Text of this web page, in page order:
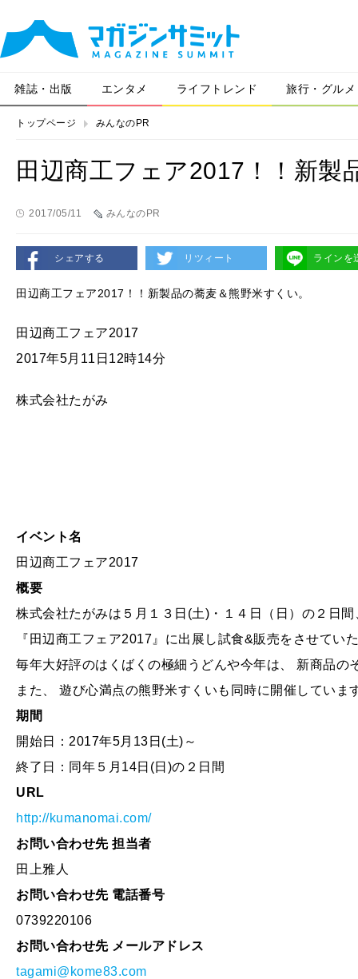
雑誌・出版 エンタメ ライフトレンド 旅行・グルメ
トップページ みんなのPR
田辺商工フェア2017！！新製
2017/05/11 みんなのPR
シェアする リツィート ラインを
田辺商工フェア2017！！新製品の蕎麦＆熊野米すくい。
田辺商工フェア2017
2017年5月11日12時14分
株式会社たがみ
イベント名
田辺商工フェア2017
概要
株式会社たがみは５月１３日(土)・１４日（日）の２日
『田辺商工フェア2017』に出展し試食&販売をさせてい
毎年大好評のはくばくの極細うどんや今年は、 新商品の
また、 遊び心満点の熊野米すくいも同時に開催していま
期間
開始日：2017年5月13日(土)～
終了日：同年５月14日(日)の２日間
URL
http://kumanomai.com/
お問い合わせ先 担当者
田上雅人
お問い合わせ先 電話番号
0739220106
お問い合わせ先 メールアドレス
tagami@kome83.com